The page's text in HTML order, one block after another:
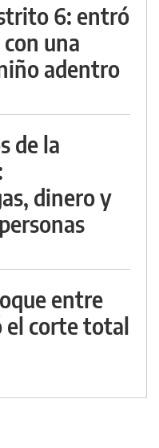
6: entró
una
adentro
de la
dinero y
entre
el corte total